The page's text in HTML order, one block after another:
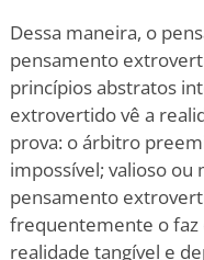
Dessa maneira, o
pensamento
princípios abstratos
extrovertido vê a
prova: o árbitro
impossível; valioso ou
pensamento
frequentemente o faz
realidade tangível e